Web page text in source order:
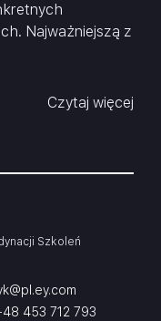
Najważniejszą z
by posiadał on
– aby jego
zespołowo.
tzw.
zespołowi w
narzucać.
w którym
Czytaj więcej
Szkoleń
453 712 793